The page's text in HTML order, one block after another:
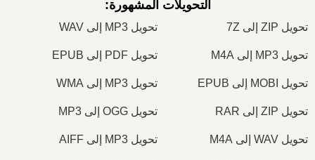
التحويلات المشهورة:
تحويل ZIP إلى 7Z تحويل MP3 إلى WAV
تحويل MP3 إلى M4A تحويل PDF إلى EPUB
تحويل MOBI إلى EPUB تحويل MP3 إلى WMA
تحويل ZIP إلى RAR تحويل OGG إلى MP3
تحويل WAV إلى M4A تحويل MP3 إلى AIFF